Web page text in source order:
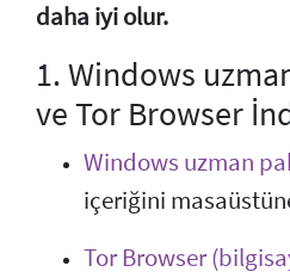
daha iyi olur.
1. Windows
ve Tor Browser
Windows uzman
içeriğini
Tor Browser